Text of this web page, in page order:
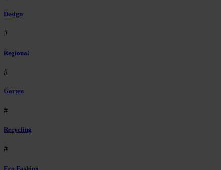
Design
#
Regional
#
Garten
#
Recycling
#
Eco Fashion